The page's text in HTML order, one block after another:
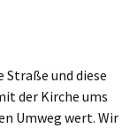
Straße und diese
der Kirche ums
Umweg wert. Wir